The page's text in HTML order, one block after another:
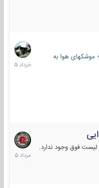
هوا به سطح
30
خرداد
1405
فوق وجود ندارد.
7
مرداد
1405